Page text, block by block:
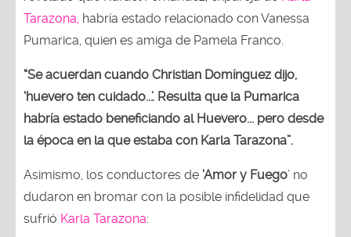
Tarazona, habría estado relacionado con Vanessa
Pumarica, quien es amiga de Pamela Franco.
“Se acuerdan cuando Christian Domínguez dijo,
‘huevero ten cuidado...’. Resulta que la Pumarica
habría estado beneficiando al Huevero... pero desde
la época en la que estaba con Karla Tarazona”.
Asimismo, los conductores de ‘Amor y Fuego’ no
dudaron en bromar con la posible infidelidad que
sufrió Karla Tarazona: